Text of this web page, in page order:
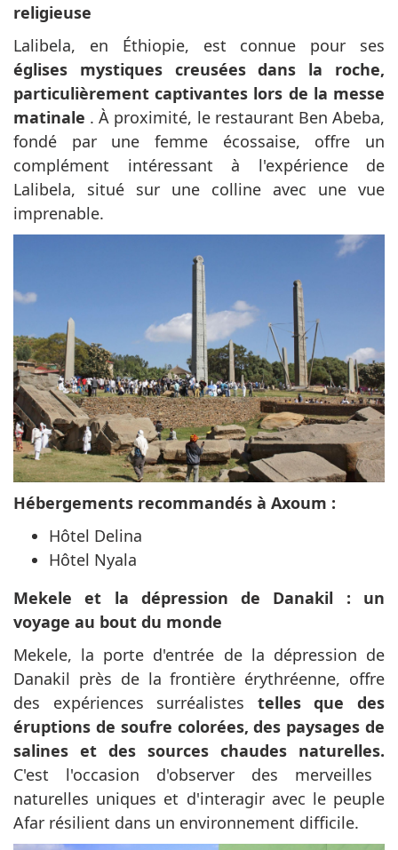
religieuse
Lalibela, en Éthiopie, est connue pour ses
églises mystiques creusées dans la roche,
particulièrement captivantes lors de la messe
matinale . À proximité, le restaurant Ben Abeba,
fondé par une femme écossaise, offre un
complément intéressant à l'expérience de
Lalibela, situé sur une colline avec une vue
imprenable.
Hébergements recommandés à Axoum :
Hôtel Delina
Hôtel Nyala
Mekele et la dépression de Danakil : un
voyage au bout du monde
Mekele, la porte d'entrée de la dépression de
Danakil près de la frontière érythréenne, offre
des expériences surréalistes telles que des
éruptions de soufre colorées, des paysages de
salines et des sources chaudes naturelles.
C'est l'occasion d'observer des merveilles
naturelles uniques et d'interagir avec le peuple
Afar résilient dans un environnement difficile.